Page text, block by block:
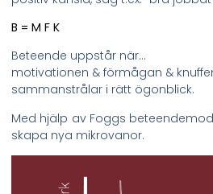
B = M F K
Beteende uppstår när…
motivationen & förmågan &
sammanstrålar i rätt ögonblick.
Med hjälp av Foggs
skapa nya mikrovanor.